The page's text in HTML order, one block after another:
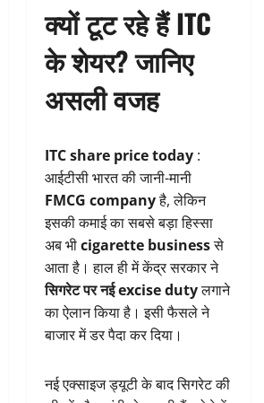
क्यों टूट रहे हैं ITC
के शेयर? जानिए
असली वजह
ITC share price today :
आईटीसी भारत की जानी-मानी
FMCG companyहै, लेकिन
इसकी कमाई का सबसे बड़ा हिस्सा
अब भीcigarette businessसे
आता है। हाल ही में केंद्र सरकार ने
सिगरेट पर नई excise dutyलगाने
का ऐलान किया है। इसी फैसले ने
बाजार में डर पैदा कर दिया।
नई एक्साइज ड्यूटी के बाद सिगरेट की